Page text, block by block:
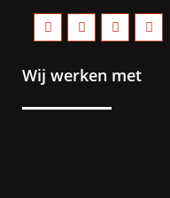
Wij werken met